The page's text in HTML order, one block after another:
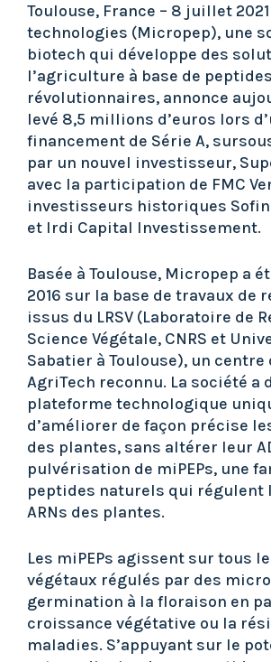
Toulouse, France – 8 juillet
technologies (Micropep), une
biotech qui développe des
l’agriculture à base de
révolutionnaires, annonce
levé 8,5 millions d’euros lors
financement de Série A,
par un nouvel investisseur,
avec la participation de FMC
investisseurs historiques
et Irdi Capital Investissement.
Basée à Toulouse, Micropep a
2016 sur la base de travaux de
issus du LRSV (Laboratoire de
Science Végétale, CNRS et
Sabatier à Toulouse), un centre
AgriTech reconnu. La société a
plateforme technologique
d’améliorer de façon précise
des plantes, sans altérer leur
pulvérisation de miPEPs, une
peptides naturels qui régulent
ARNs des plantes.
Les miPEPs agissent sur tous
végétaux régulés par des
germination à la floraison en
croissance végétative ou la
maladies. S’appuyant sur le